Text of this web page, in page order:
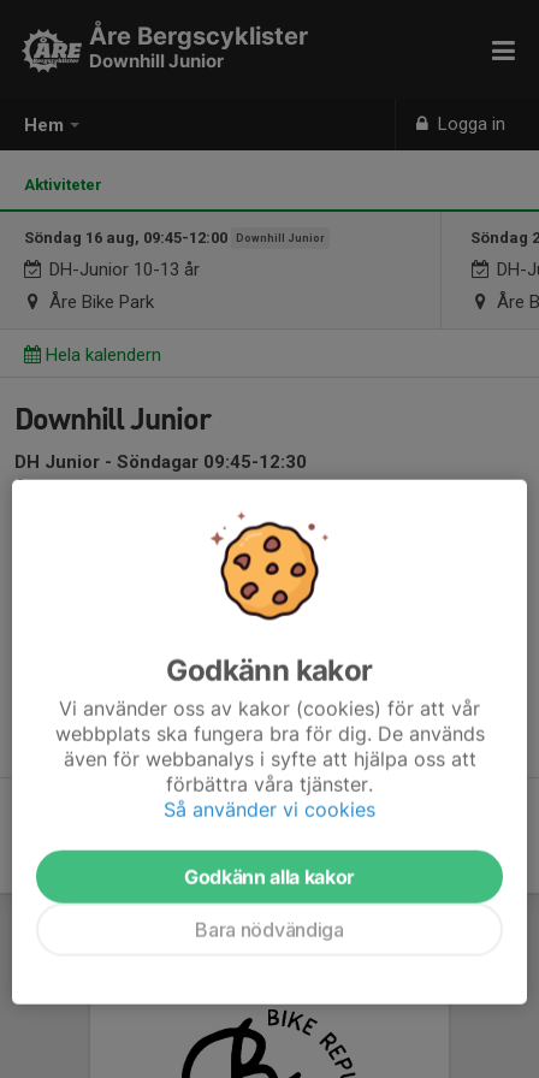
Hem Logga in
Åre Bergscyklister
Downhill Junior
Aktiviteter
Söndag 16 aug, 09:45-12:00 Downhill Junior
DH-Junior 10-13 år
Åre Bike Park
Söndag
DH-
Åre
Hela kalendern
Downhill Junior
DH Junior - Söndagar 09:45-12:30
Cykelstorlek: 26 tums hjul eller större.
Gruppen för dig som cyklat en del downhill innan, du cyklar alla
blåa leder i bikeparken och är lite nyfiken på att testa nytt. Vill
lära dig bättre kurvtagning, att hoppa, cykla kanonröret och
7/6, 14/6, 28/6, 5/7
SEMESTERUPPEHÅLL
Datum period 2:16/8, 23/8, 30/8, 6/9, 13/9, 20/9, 27/9
Godkänn kakor
Vi använder oss av kakor (cookies) för att vår
webbplats ska fungera bra för dig. De används
även för webbanalys i syfte att hjälpa oss att
förbättra våra tjänster.
Så använder vi cookies
Godkänn alla kakor
Bara nödvändiga